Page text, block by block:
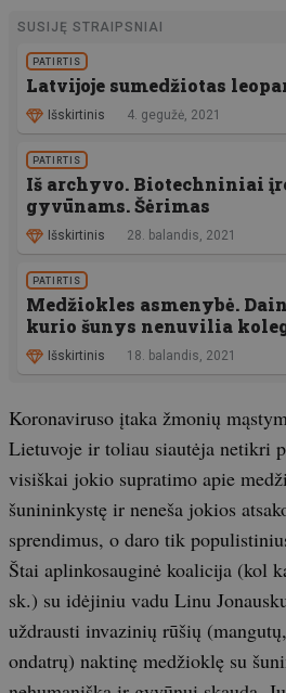
SUSIJĘ STRAIPSNIAI
PATIRTIS
Latvijoje sumedžiotas
Išskirtinis 4. gegužė, 2021
PATIRTIS
Iš archyvo. Biotechniniai
gyvūnams. Šėrimas
Išskirtinis 28. balandis, 2021
PATIRTIS
Medžiokles asmenybė.
kurio šunys nenuvilia
Išskirtinis 18. balandis, 2021
Koronaviruso įtaka žmonių
Lietuvoje ir toliau siautėja netikri
visiškai jokio supratimo apie
šunininkystę ir neneša jokios
sprendimus, o daro tik
Štai aplinkosauginė koalicija (kol
sk.) su idėjiniu vadu Linu
uždrausti invazinių rūšių
ondatrų) naktinę medžioklę su